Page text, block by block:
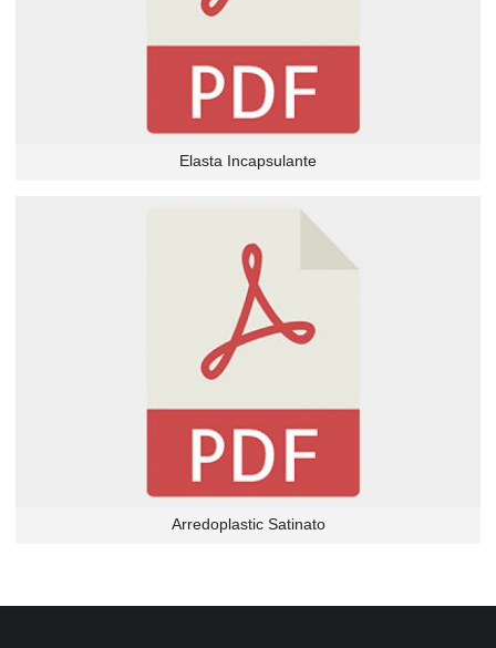
Elasta Incapsulante
Arredoplastic Satinato